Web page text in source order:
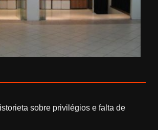
sobre privilégios e falta de